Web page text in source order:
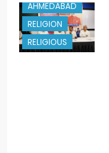
AHMEDABAD
RELIGION
RELIGIOUS